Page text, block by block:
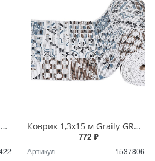
Коврик 1,3х15 м Graily GR1301A-130
Коврик 1,3х15 м Graily GR1356A-130
772 ₽
Артикул
1537806